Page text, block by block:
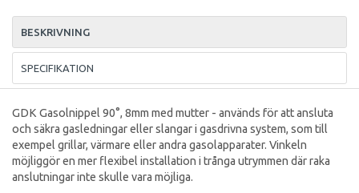
BESKRIVNING
SPECIFIKATION
GDK Gasolnippel 90°, 8mm med mutter - används för att ansluta
och säkra gasledningar eller slangar i gasdrivna system, som till
exempel grillar, värmare eller andra gasolapparater. Vinkeln
möjliggör en mer flexibel installation i trånga utrymmen där raka
anslutningar inte skulle vara möjliga.